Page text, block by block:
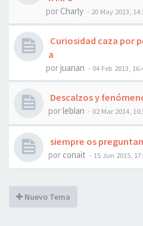
por Charly - 20 May 2013,
Curiosidad caza por
a
porjuanan - 04 Feb 2013,
Descalzos y
porleblan - 02 Mar 2014,
siempre os
por conait - 15 Jun 2015,
Nuevo Tema